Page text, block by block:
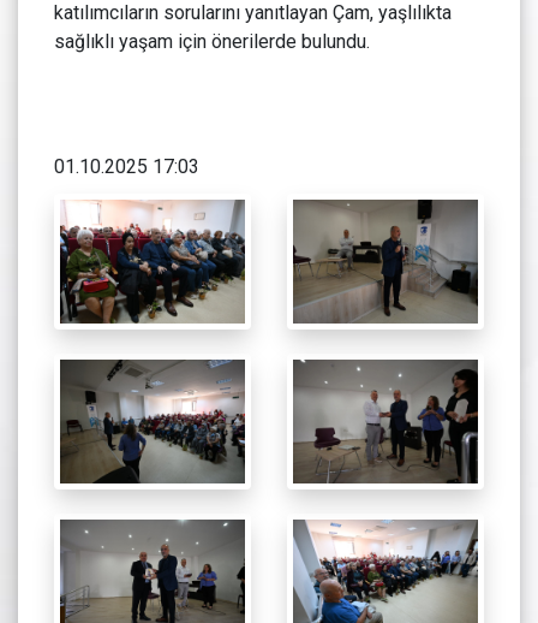
katılımcıların sorularını yanıtlayan Çam, yaşlılıkta
sağlıklı yaşam için önerilerde bulundu.
01.10.2025 17:03